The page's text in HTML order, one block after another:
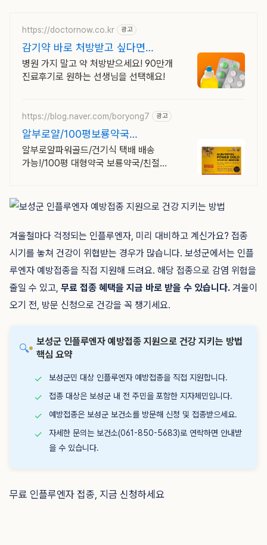
https://doctornow.co.kr 광고
감기약 바로 처방받고 싶다면
365일 24시간 진료가능
병원 가지 말고 약 처방받으세요! 90만개
진료후기로 원하는 선생님을 선택해요!
https://blog.naver.com/boryong7 광고
알부로얄/100평보룡약국
대형약국/태릉입구,육사 근처
알부로얄파워골드/건기식 택배 배송
가능!/100평 대형약국 보룡약국/친절
겨울철마다 걱정되는 인플루엔자, 미리 대비하고 계신가요? 접종
시기를 놓쳐 건강이 위협받는 경우가 많습니다. 보성군에서는 인플
루엔자 예방접종을 직접 지원해 드려요. 해당 접종으로 감염 위험을
줄일 수 있고, 무료 접종 혜택을 지금 바로 받을 수 있습니다. 겨울이
오기 전, 방문 신청으로 건강을 꼭 챙기세요.
🔍
보성군 인플루엔자 예방접종 지원으로 건강 지키는 방법
핵심 요약
✓ 보성군민 대상 인플루엔자 예방접종을 직접 지원합니다.
✓ 접종 대상은 보성군 내 전 주민을 포함한 지자체민입니다.
✓ 예방접종은 보성군 보건소를 방문해 신청 및 접종받으세요.
✓
자세한 문의는 보건소(061-850-5683)로 연락하면 안내받
을 수 있습니다.
무료 인플루엔자 접종, 지금 신청하세요